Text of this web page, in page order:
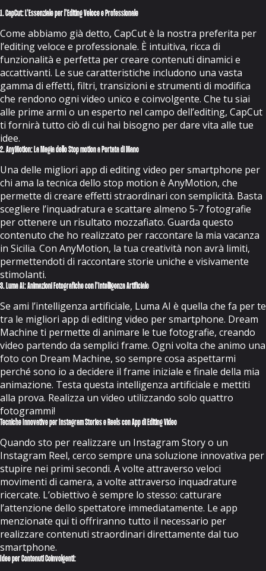
1. CapCut: L’Essenziale per l’Editing Veloce e Professionale
Come abbiamo già detto, CapCut è la nostra preferita per
l’editing veloce e professionale. È intuitiva, ricca di
funzionalità e perfetta per creare contenuti dinamici e
accattivanti. Le sue caratteristiche includono una vasta
gamma di effetti, filtri, transizioni e strumenti di modifica
che rendono ogni video unico e coinvolgente. Che tu siai
alle prime armi o un esperto nel campo dell’editing, CapCut
ti fornirà tutto ciò di cui hai bisogno per dare vita alle tue
idee.
2. AnyMotion: La Magia dello Stop motion a Portata di Mano
Una delle migliori app di editing video per smartphone per
chi ama la tecnica dello stop motion è AnyMotion, che
permette di creare effetti straordinari con semplicità. Basta
scegliere l’inquadratura e scattare almeno 5-7 fotografie
per ottenere un risultato mozzafiato. Guarda questo
contenuto che ho realizzato per raccontare la mia vacanza
in Sicilia. Con AnyMotion, la tua creatività non avrà limiti,
permettendoti di raccontare storie uniche e visivamente
stimolanti.
3. Luma AI: Animazioni Fotografiche con l’Intelligenza Artificiale
Se ami l’intelligenza artificiale, Luma AI è quella che fa per te
tra le migliori app di editing video per smartphone. Dream
Machine ti permette di animare le tue fotografie, creando
video partendo da semplici frame. Ogni volta che animo una
foto con Dream Machine, so sempre cosa aspettarmi
perché sono io a decidere il frame iniziale e finale della mia
animazione. Testa questa intelligenza artificiale e mettiti
alla prova. Realizza un video utilizzando solo quattro
fotogrammi!
Tecniche Innovative per Instagram Stories e Reels con App di Editing Video
Quando sto per realizzare un Instagram Story o un
Instagram Reel, cerco sempre una soluzione innovativa per
stupire nei primi secondi. A volte attraverso veloci
movimenti di camera, a volte attraverso inquadrature
ricercate. L’obiettivo è sempre lo stesso: catturare
l’attenzione dello spettatore immediatamente. Le app
menzionate qui ti offriranno tutto il necessario per
realizzare contenuti straordinari direttamente dal tuo
smartphone.
Idee per Contenuti Coinvolgenti: